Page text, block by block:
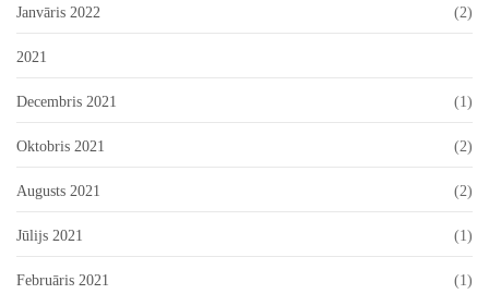
Janvāris 2022 (2)
2021
Decembris 2021 (1)
Oktobris 2021 (2)
Augusts 2021 (2)
Jūlijs 2021 (1)
Februāris 2021 (1)